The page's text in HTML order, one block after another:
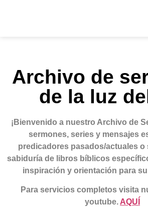
Archivo de
de la luz
¡Bienvenido a nuestro Archivo de
sermones, series y mensajes
predicadores pasados/actuales o
sabiduría de libros bíblicos
inspiración y orientación para
Para servicios completos visita
youtube. AQUÍ